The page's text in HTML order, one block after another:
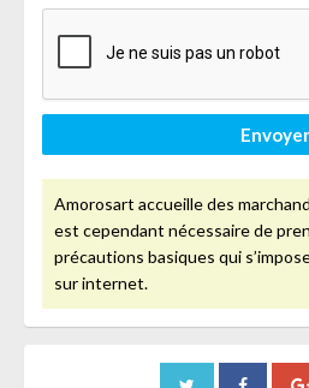
Envoyer
Amorosart accueille des
est cependant nécessaire de
précautions basiques qui
sur internet.